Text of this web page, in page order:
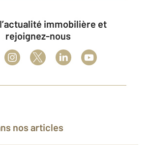
rejoignez-nous
nos articles